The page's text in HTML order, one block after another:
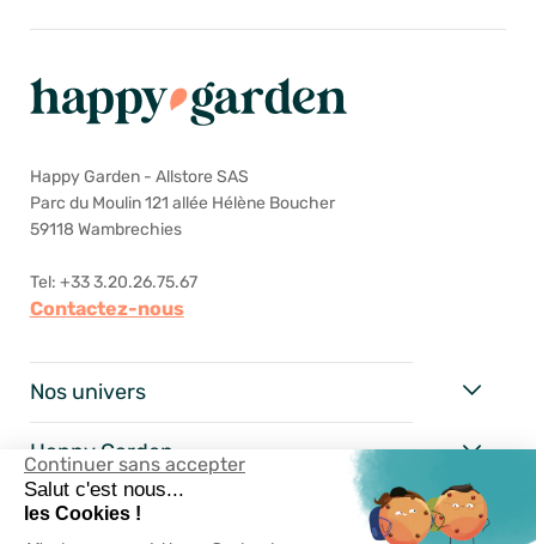
Continuer sans accepter
Salut c'est nous...
les Cookies !
Happy Garden - Allstore SAS
Parc du Moulin 121 allée Hélène Boucher
59118 Wambrechies
Tel: +33 3.20.26.75.67
Contactez-nous
Nos univers
Happy Garden
Nos services